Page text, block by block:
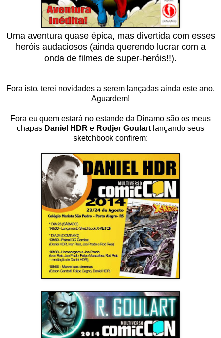
Uma aventura quase épica, mas divertida com esses
heróis audaciosos (ainda querendo lucrar com a
onda de filmes de super-heróis!!).
Fora isto, terei novidades a serem lançadas ainda este ano.
Aguardem!
Fora eu quem estará no estande da Dinamo são os meus
chapas Daniel HDR e Rodjer Goulart lançando seus
sketchbook confirem: